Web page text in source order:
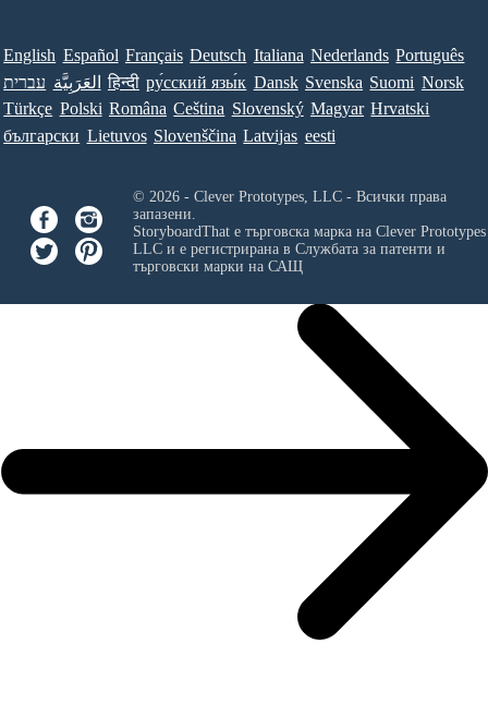
English Español Français Deutsch Italiana Nederlands Português
עברית العَرَبِيَّة हिन्दी ру́сский язы́к Dansk Svenska Suomi Norsk
Türkçe Polski Româna Ceština Slovenský Magyar Hrvatski
български Lietuvos Slovenščina Latvijas eesti
© 2026 - Clever Prototypes, LLC - Всички права
запазени.
StoryboardThat е търговска марка на Clever
LLCи е регистрирана в Службата за патенти и
търговски марки на САЩ